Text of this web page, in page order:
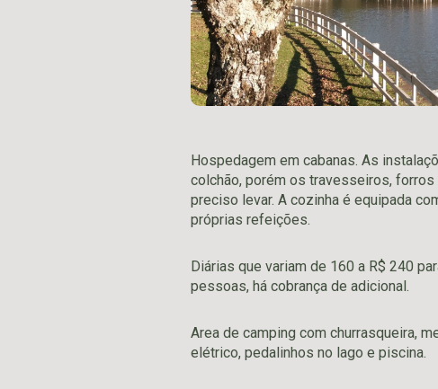
Hospedagem em cabanas. As
colchão, porém os travesseiros,
preciso levar. A cozinha é equipada
próprias refeições.
Diárias que variam de 160 a R$ 240
pessoas, há cobrança de adicional.
Area de camping com churrasqueira,
elétrico, pedalinhos no lago e piscina.